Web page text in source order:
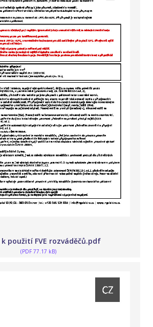
použití FVE rozváděčů.pdf
(PDF 77.17 kB)